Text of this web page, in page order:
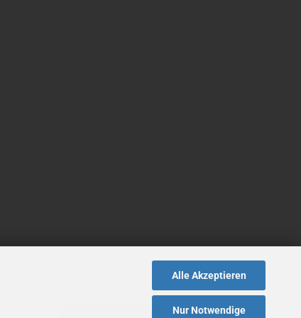
Alle Akzeptieren
Nur Notwendige